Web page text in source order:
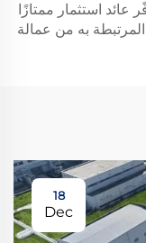
عائد استثمار ممتازًا
به من عمالة
18
Dec